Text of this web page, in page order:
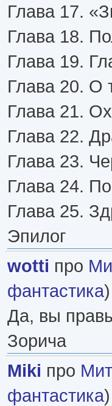
Глава 17.
Глава 18.
Глава 19.
Глава 20. О
Глава 21.
Глава 22.
Глава 23.
Глава 24.
Глава 25.
Эпилог
wotti про
фантастика
Да, вы
Зорича
Miki про
фантастика